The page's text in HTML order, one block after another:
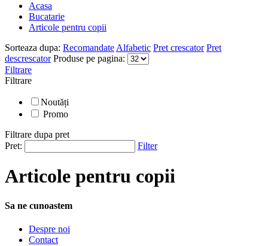
Acasa
Bucatarie
Articole pentru copii
Sorteaza dupa: Recomandate Alfabetic Pret crescator Pret
descrescatorProduse pe pagina:
Filtrare
Filtrare
Noutăți
Promo
Filtrare dupa pret
Pret:
Filter
Articole pentru copii
Sa ne cunoastem
Despre noi
Contact